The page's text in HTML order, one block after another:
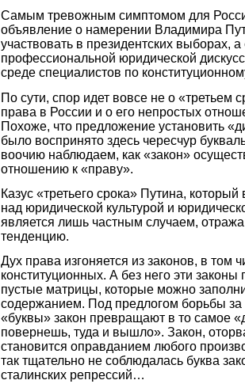
Самым тревожным симптомом для
объявление о намерении Владимира
участвовать в президентских выборах, а
профессиональной юридической
среде специалистов по
По сути, спор идет вовсе не о «третьем
права в России и о его непростых
Похоже, что предложение установить
было воспринято здесь чересчур
воочию наблюдаем, как «закон»
отношению к «праву».
Казус «третьего срока» Путина, который
над юридической культурой и
является лишь частным случаем,
тенденцию.
Дух права изгоняется из законов, в том
конституционных. А без него эти
пустые матрицы, которые можно
содержанием. Под предлогом борьбы за
«буквы» закон превращают в то самое
повернешь, туда и вышло». Закон,
становится оправданием любого
так тщательно не соблюдалась буква
сталинских репрессий…